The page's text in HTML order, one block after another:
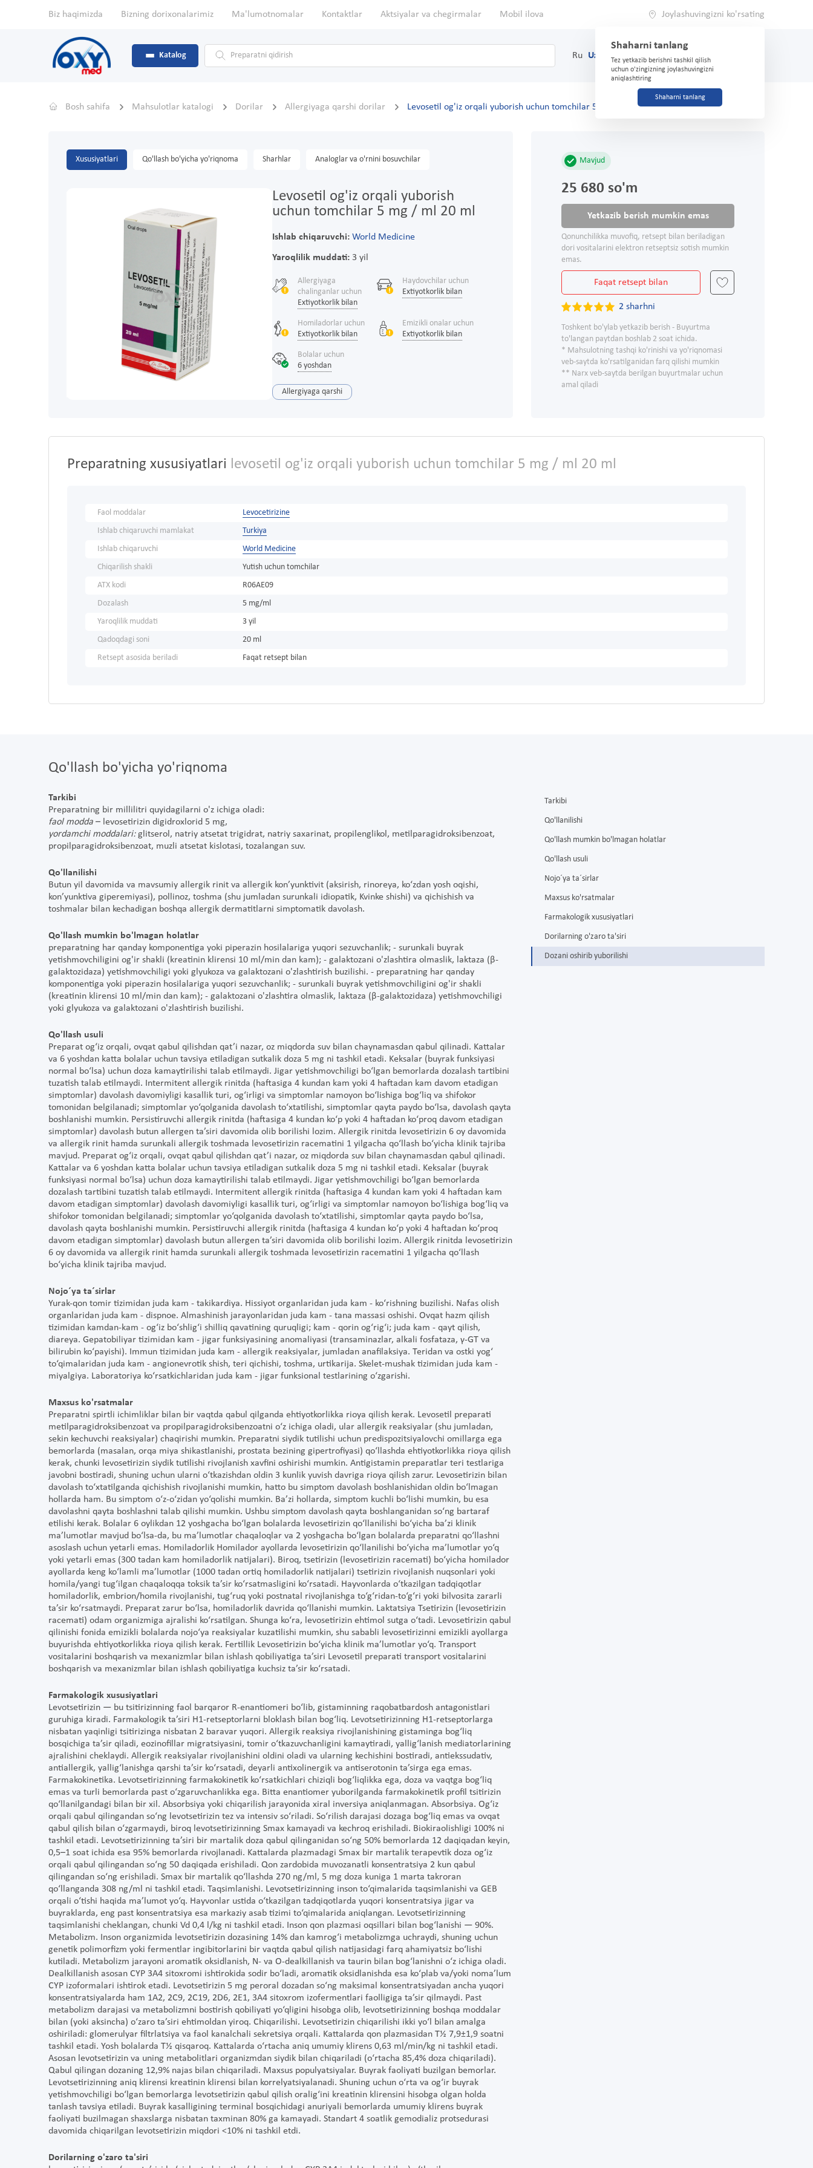
Biz haqimizda Bizning dorixonalarimiz Ma'lumotnomalar Kontaktlar Aktsiyalar va chegirmalar Mobil ilova Joylashuvingizni ko'rsating
Shaharni tanlang
Tez yetkazib berishni tashkil qilish
uchun o'zingizning joylashuvingizni
aniqlashtiring
Shaharni tanlang
Katalog Ru Uz (71) 200-03-03
Bosh sahifa Mahsulotlar katalogi Dorilar Allergiyaga qarshi dorilar Levosetil og'iz orqali yuborish uchun tomchilar 5 mg / ml 20 ml
Xususiyatlari Qo'llash bo'yicha yo'riqnoma Sharhlar Analoglar va o'rnini bosuvchilar
Levosetil og'iz orqali yuborish
uchun tomchilar 5 mg / ml 20 ml
Ishlab chiqaruvchi: World Medicine
Yaroqlilik muddati:3 yil
Allergiyaga
chalinganlar uchun
Extiyotkorlik bilan
Haydovchilar uchun
Extiyotkorlik bilan
Homiladorlar uchun
Extiyotkorlik bilan
Emizikli onalar uchun
Extiyotkorlik bilan
Bolalar uchun
6 yoshdan
Allergiyaga qarshi
Mavjud
25 680 so'm
Yetkazib berish mumkin emas
Qonunchilikka muvofiq, retsept bilan beriladigan
dori vositalarini elektron retseptsiz sotish mumkin
emas.
Faqat retsept bilan
2 sharhni
Toshkent bo'ylab yetkazib berish - Buyurtma
to'langan paytdan boshlab 2 soat ichida.
* Mahsulotning tashqi ko'rinishi va yo'riqnomasi
veb-saytda ko'rsatilganidan farq qilishi mumkin
** Narx veb-saytda berilgan buyurtmalar uchun
amal qiladi
Preparatning xususiyatlari levosetil og'iz orqali yuborish uchun tomchilar 5 mg / ml 20 ml
Faol moddalar
Levocetirizine
Ishlab chiqaruvchi mamlakat
Turkiya
Ishlab chiqaruvchi
World Medicine
Chiqarilish shakli
Yutish uchun tomchilar
ATX kodi
R06AE09
Dozalash
5 mg/ml
Yaroqlilik muddati
3 yil
Qadoqdagi soni
20 ml
Retsept asosida beriladi
Faqat retsept bilan
Qo'llash bo'yicha yo'riqnoma
Tarkibi
Preparatning bir millilitri quyidagilarni o'z ichiga oladi:
faol modda – levosetirizin digidroxlorid 5 mg,
yordamchi moddalari:glitserol, natriy atsetat trigidrat, natriy saxarinat, propilenglikol, metilparagidroksibenzoat,
propilparagidroksibenzoat, muzli atsetat kislotasi, tozalangan suv.
Qo'llanilishi
Butun yil davomida va mavsumiy allergik rinit va allergik kon’yunktivit (aksirish, rinoreya, ko‘zdan yosh oqishi,
kon’yunktiva giperemiyasi), pollinoz, toshma (shu jumladan surunkali idiopatik, Kvinke shishi) va qichishish va
toshmalar bilan kechadigan boshqa allergik dermatitlarni simptomatik davolash.
Qo'llash mumkin bo'lmagan holatlar
preparatning har qanday komponentiga yoki piperazin hosilalariga yuqori sezuvchanlik; - surunkali buyrak
yetishmovchiligini og'ir shakli (kreatinin klirensi 10 ml/min dan kam); - galaktozani o'zlashtira olmaslik, laktaza (β-
galaktozidaza) yetishmovchiligi yoki glyukoza va galaktozani o'zlashtirish buzilishi. - preparatning har qanday
komponentiga yoki piperazin hosilalariga yuqori sezuvchanlik; - surunkali buyrak yetishmovchiligini og'ir shakli
(kreatinin klirensi 10 ml/min dan kam); - galaktozani o'zlashtira olmaslik, laktaza (β-galaktozidaza) yetishmovchiligi
yoki glyukoza va galaktozani o'zlashtirish buzilishi.
Qo'llash usuli
Preparat og‘iz orqali, ovqat qabul qilishdan qat’i nazar, oz miqdorda suv bilan chaynamasdan qabul qilinadi. Kattalar
va 6 yoshdan katta bolalar uchun tavsiya etiladigan sutkalik doza 5 mg ni tashkil etadi. Keksalar (buyrak funksiyasi
normal bo‘lsa) uchun doza kamaytirilishi talab etilmaydi. Jigar yetishmovchiligi bo‘lgan bemorlarda dozalash tartibini
tuzatish talab etilmaydi. Intermitent allergik rinitda (haftasiga 4 kundan kam yoki 4 haftadan kam davom etadigan
simptomlar) davolash davomiyligi kasallik turi, og‘irligi va simptomlar namoyon bo‘lishiga bog‘liq va shifokor
tomonidan belgilanadi; simptomlar yo‘qolganida davolash to‘xtatilishi, simptomlar qayta paydo bo‘lsa, davolash qayta
boshlanishi mumkin. Persistiruvchi allergik rinitda (haftasiga 4 kundan ko‘p yoki 4 haftadan ko‘proq davom etadigan
simptomlar) davolash butun allergen ta’siri davomida olib borilishi lozim. Allergik rinitda levosetirizin 6 oy davomida
va allergik rinit hamda surunkali allergik toshmada levosetirizin racematini 1 yilgacha qo‘llash bo‘yicha klinik tajriba
mavjud. Preparat og‘iz orqali, ovqat qabul qilishdan qat’i nazar, oz miqdorda suv bilan chaynamasdan qabul qilinadi.
Kattalar va 6 yoshdan katta bolalar uchun tavsiya etiladigan sutkalik doza 5 mg ni tashkil etadi. Keksalar (buyrak
funksiyasi normal bo‘lsa) uchun doza kamaytirilishi talab etilmaydi. Jigar yetishmovchiligi bo‘lgan bemorlarda
dozalash tartibini tuzatish talab etilmaydi. Intermitent allergik rinitda (haftasiga 4 kundan kam yoki 4 haftadan kam
davom etadigan simptomlar) davolash davomiyligi kasallik turi, og‘irligi va simptomlar namoyon bo‘lishiga bog‘liq va
shifokor tomonidan belgilanadi; simptomlar yo‘qolganida davolash to‘xtatilishi, simptomlar qayta paydo bo‘lsa,
davolash qayta boshlanishi mumkin. Persistiruvchi allergik rinitda (haftasiga 4 kundan ko‘p yoki 4 haftadan ko‘proq
davom etadigan simptomlar) davolash butun allergen ta’siri davomida olib borilishi lozim. Allergik rinitda levosetirizin
6 oy davomida va allergik rinit hamda surunkali allergik toshmada levosetirizin racematini 1 yilgacha qo‘llash
bo‘yicha klinik tajriba mavjud.
Nojo´ya ta´sirlar
Yurak-qon tomir tizimidan juda kam - takikardiya. Hissiyot organlaridan juda kam - ko‘rishning buzilishi. Nafas olish
organlaridan juda kam - dispnoe. Almashinish jarayonlaridan juda kam - tana massasi oshishi. Ovqat hazm qilish
tizimidan kamdan-kam - og‘iz bo‘shlig‘i shilliq qavatining quruqligi; kam - qorin og‘rig‘i; juda kam - qayt qilish,
diareya. Gepatobiliyar tizimidan kam - jigar funksiyasining anomaliyasi (transaminazlar, alkali fosfataza, γ-GT va
bilirubin ko‘payishi). Immun tizimidan juda kam - allergik reaksiyalar, jumladan anafilaksiya. Teridan va ostki yog‘
to‘qimalaridan juda kam - angionevrotik shish, teri qichishi, toshma, urtikarija. Skelet-mushak tizimidan juda kam -
miyalgiya. Laboratoriya ko‘rsatkichlaridan juda kam - jigar funksional testlarining o‘zgarishi.
Maxsus ko'rsatmalar
Preparatni spirtli ichimliklar bilan bir vaqtda qabul qilganda ehtiyotkorlikka rioya qilish kerak. Levosetil preparati
metilparagidroksibenzoat va propilparagidroksibenzoatni o‘z ichiga oladi, ular allergik reaksiyalar (shu jumladan,
sekin kechuvchi reaksiyalar) chaqirishi mumkin. Preparatni siydik tutilishi uchun predispozitsiyalovchi omillarga ega
bemorlarda (masalan, orqa miya shikastlanishi, prostata bezining gipertrofiyasi) qo‘llashda ehtiyotkorlikka rioya qilish
kerak, chunki levosetirizin siydik tutilishi rivojlanish xavfini oshirishi mumkin. Antigistamin preparatlar teri testlariga
javobni bostiradi, shuning uchun ularni o‘tkazishdan oldin 3 kunlik yuvish davriga rioya qilish zarur. Levosetirizin bilan
davolash to‘xtatilganda qichishish rivojlanishi mumkin, hatto bu simptom davolash boshlanishidan oldin bo‘lmagan
hollarda ham. Bu simptom o‘z-o‘zidan yo‘qolishi mumkin. Ba’zi hollarda, simptom kuchli bo‘lishi mumkin, bu esa
davolashni qayta boshlashni talab qilishi mumkin. Ushbu simptom davolash qayta boshlanganidan so‘ng bartaraf
etilishi kerak. Bolalar 6 oylikdan 12 yoshgacha bo‘lgan bolalarda levosetirizin qo‘llanilishi bo‘yicha ba’zi klinik
ma’lumotlar mavjud bo‘lsa-da, bu ma’lumotlar chaqaloqlar va 2 yoshgacha bo‘lgan bolalarda preparatni qo‘llashni
asoslash uchun yetarli emas. Homiladorlik Homilador ayollarda levosetirizin qo‘llanilishi bo‘yicha ma’lumotlar yo‘q
yoki yetarli emas (300 tadan kam homiladorlik natijalari). Biroq, tsetirizin (levosetirizin racemati) bo‘yicha homilador
ayollarda keng ko‘lamli ma’lumotlar (1000 tadan ortiq homiladorlik natijalari) tsetirizin rivojlanish nuqsonlari yoki
homila/yangi tug‘ilgan chaqaloqqa toksik ta’sir ko‘rsatmasligini ko‘rsatadi. Hayvonlarda o‘tkazilgan tadqiqotlar
homiladorlik, embrion/homila rivojlanishi, tug‘ruq yoki postnatal rivojlanishga to‘g‘ridan-to‘g‘ri yoki bilvosita zararli
ta’sir ko‘rsatmaydi. Preparat zarur bo‘lsa, homiladorlik davrida qo‘llanishi mumkin. Laktatsiya Tsetirizin (levosetirizin
racemati) odam organizmiga ajralishi ko‘rsatilgan. Shunga ko‘ra, levosetirizin ehtimol sutga o‘tadi. Levosetirizin qabul
qilinishi fonida emizikli bolalarda nojo‘ya reaksiyalar kuzatilishi mumkin, shu sababli levosetirizinni emizikli ayollarga
buyurishda ehtiyotkorlikka rioya qilish kerak. Fertillik Levosetirizin bo‘yicha klinik ma’lumotlar yo‘q. Transport
vositalarini boshqarish va mexanizmlar bilan ishlash qobiliyatiga ta’siri Levosetil preparati transport vositalarini
boshqarish va mexanizmlar bilan ishlash qobiliyatiga kuchsiz ta’sir ko‘rsatadi.
Farmakologik xususiyatlari
Levotsetirizin — bu tsitirizinning faol barqaror R-enantiomeri bo‘lib, gistaminning raqobatbardosh antagonistlari
guruhiga kiradi. Farmakologik ta’siri H1-retseptorlarni bloklash bilan bog‘liq. Levotsetirizinning H1-retseptorlarga
nisbatan yaqinligi tsitirizinga nisbatan 2 baravar yuqori. Allergik reaksiya rivojlanishining gistaminga bog‘liq
bosqichiga ta’sir qiladi, eozinofillar migratsiyasini, tomir o‘tkazuvchanligini kamaytiradi, yallig‘lanish mediatorlarining
ajralishini cheklaydi. Allergik reaksiyalar rivojlanishini oldini oladi va ularning kechishini bostiradi, antiekssudativ,
antiallergik, yallig‘lanishga qarshi ta’sir ko‘rsatadi, deyarli antixolinergik va antiserotonin ta’sirga ega emas.
Farmakokinetika. Levotsetirizinning farmakokinetik ko‘rsatkichlari chiziqli bog‘liqlikka ega, doza va vaqtga bog‘liq
emas va turli bemorlarda past o‘zgaruvchanlikka ega. Bitta enantiomer yuborilganda farmakokinetik profil tsitirizin
qo‘llanilgandagi bilan bir xil. Absorbsiya yoki chiqarilish jarayonida xiral inversiya aniqlanmagan. Absorbsiya. Og‘iz
orqali qabul qilingandan so‘ng levotsetirizin tez va intensiv so‘riladi. So‘rilish darajasi dozaga bog‘liq emas va ovqat
qabul qilish bilan o‘zgarmaydi, biroq levotsetirizinning Smax kamayadi va kechroq erishiladi. Biokiraolishligi 100% ni
tashkil etadi. Levotsetirizinning ta’siri bir martalik doza qabul qilinganidan so‘ng 50% bemorlarda 12 daqiqadan keyin,
0,5–1 soat ichida esa 95% bemorlarda rivojlanadi. Kattalarda plazmadagi Smax bir martalik terapevtik doza og‘iz
orqali qabul qilingandan so‘ng 50 daqiqada erishiladi. Qon zardobida muvozanatli konsentratsiya 2 kun qabul
qilingandan so‘ng erishiladi. Smax bir martalik qo‘llashda 270 ng/ml, 5 mg doza kuniga 1 marta takroran
qo‘llanganda 308 ng/ml ni tashkil etadi. Taqsimlanishi. Levotsetirizinning inson to‘qimalarida taqsimlanishi va GEB
orqali o‘tishi haqida ma’lumot yo‘q. Hayvonlar ustida o‘tkazilgan tadqiqotlarda yuqori konsentratsiya jigar va
buyraklarda, eng past konsentratsiya esa markaziy asab tizimi to‘qimalarida aniqlangan. Levotsetirizinning
taqsimlanishi cheklangan, chunki Vd 0,4 l/kg ni tashkil etadi. Inson qon plazmasi oqsillari bilan bog‘lanishi — 90%.
Metabolizm. Inson organizmida levotsetirizin dozasining 14% dan kamrog‘i metabolizmga uchraydi, shuning uchun
genetik polimorfizm yoki fermentlar ingibitorlarini bir vaqtda qabul qilish natijasidagi farq ahamiyatsiz bo‘lishi
kutiladi. Metabolizm jarayoni aromatik oksidlanish, N- va O-dealkillanish va taurin bilan bog‘lanishni o‘z ichiga oladi.
Dealkillanish asosan CYP 3A4 sitoxromi ishtirokida sodir bo‘ladi, aromatik oksidlanishda esa ko‘plab va/yoki noma’lum
CYP izoformalari ishtirok etadi. Levotsetirizin 5 mg peroral dozadan so‘ng maksimal konsentratsiyadan ancha yuqori
konsentratsiyalarda ham 1A2, 2C9, 2C19, 2D6, 2E1, 3A4 sitoxrom izofermentlari faolligiga ta’sir qilmaydi. Past
metabolizm darajasi va metabolizmni bostirish qobiliyati yo‘qligini hisobga olib, levotsetirizinning boshqa moddalar
bilan (yoki aksincha) o‘zaro ta’siri ehtimoldan yiroq. Chiqarilishi. Levotsetirizin chiqarilishi ikki yo‘l bilan amalga
oshiriladi: glomerulyar filtrlatsiya va faol kanalchali sekretsiya orqali. Kattalarda qon plazmasidan T½ 7,9±1,9 soatni
tashkil etadi. Yosh bolalarda T½ qisqaroq. Kattalarda o‘rtacha aniq umumiy klirens 0,63 ml/min/kg ni tashkil etadi.
Asosan levotsetirizin va uning metabolitlari organizmdan siydik bilan chiqariladi (o‘rtacha 85,4% doza chiqariladi).
Qabul qilingan dozaning 12,9% najas bilan chiqariladi. Maxsus populyatsiyalar. Buyrak faoliyati buzilgan bemorlar.
Levotsetirizinning aniq klirensi kreatinin klirensi bilan korrelyatsiyalanadi. Shuning uchun o‘rta va og‘ir buyrak
yetishmovchiligi bo‘lgan bemorlarga levotsetirizin qabul qilish oralig‘ini kreatinin klirensini hisobga olgan holda
tanlash tavsiya etiladi. Buyrak kasalligining terminal bosqichidagi anuriyali bemorlarda umumiy klirens buyrak
faoliyati buzilmagan shaxslarga nisbatan taxminan 80% ga kamayadi. Standart 4 soatlik gemodializ protsedurasi
davomida chiqarilgan levotsetirizin miqdori <10% ni tashkil etdi.
Dorilarning o'zaro ta'siri
Tarkibi
Qo'llanilishi
Qo'llash mumkin bo'lmagan holatlar
Qo'llash usuli
Nojo´ya ta´sirlar
Maxsus ko'rsatmalar
Farmakologik xususiyatlari
Dorilarning o'zaro ta'siri
Dozani oshirib yuborilishi